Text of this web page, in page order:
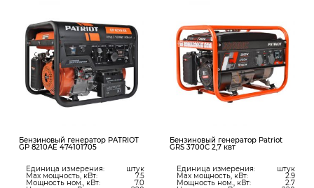
Бензиновый генератор PATRIOT
GP 8210AE 474101705
Единица измерения: штук
Max мощность, кВт: 7.5
Мощность ном., кВт: 7.0
Бензиновый генератор Patriot
GRS 3700C 2,7 квт
Единица измерения: штук
Max мощность, кВт: 2.9
Мощность ном., кВт: 2.7